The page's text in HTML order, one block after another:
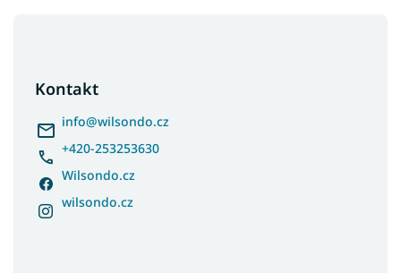
Kontakt
info@wilsondo.cz
+420-253253630
Wilsondo.cz
wilsondo.cz